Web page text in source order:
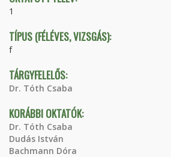
1
TÍPUS (FÉLÉVES, VIZSGÁS):
f
TÁRGYFELELŐS:
Dr. Tóth Csaba
KORÁBBI OKTATÓK:
Dr. Tóth Csaba
Dudás István
Bachmann Dóra